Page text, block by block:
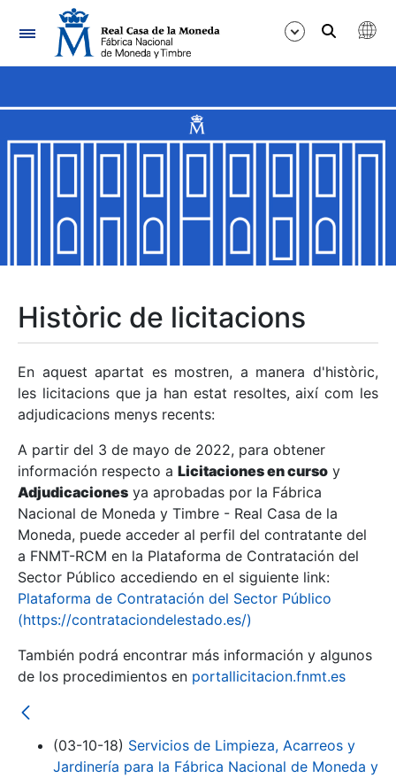
Navegació
Mostra/Amaga
Mostra/Amaga
Mostra/Amaga
Mostra/Amaga
Mostra/Amaga
Històric de licitacions
En aquest apartat es mostren, a manera d'històric,
les licitacions que ja han estat resoltes, així com les
adjudicacions menys recents:
A partir del 3 de mayo de 2022, para obtener
información respecto a Licitaciones en curso y
Adjudicaciones ya aprobadas por la Fábrica
Nacional de Moneda y Timbre - Real Casa de la
Moneda, puede acceder al perfil del contratante del
a FNMT-RCM en la Plataforma de Contratación del
Sector Público accediendo en el siguiente link:
Plataforma de Contratación del Sector Público
(https://contrataciondelestado.es/)
También podrá encontrar más información y algunos
de los procedimientos en portallicitacion.fnmt.es
(03-10-18) Servicios de Limpieza, Acarreos y
Jardinería para la Fábrica Nacional de Moneda y